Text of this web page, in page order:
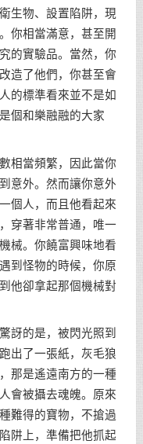
生物、設置陷阱，現
你相當滿意，甚至開
的實驗品。當然，你
造了他們，你甚至會
的標準看來並不是如
個和樂融融的大家
當頻繁，因此當你
意外。然而讓你意外
個人，而且他看起來
穿著非常普通，唯一
械。你饒富興味地看
到怪物的時候，你原
他卻拿起那個機械對
的是，被閃光照到
出了一張紙，灰毛狼
那是遙遠南方的一種
會被攝去魂魄。原來
難得的寶物，不搶過
阱上，準備把他抓起